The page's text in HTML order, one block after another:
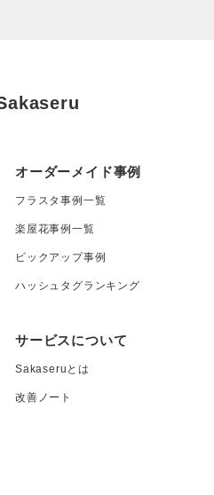
オーダーメイド事例
フラスタ事例一覧
楽屋花事例一覧
ピックアップ事例
ハッシュタグランキング
サービスについて
Sakaseruとは
改善ノート